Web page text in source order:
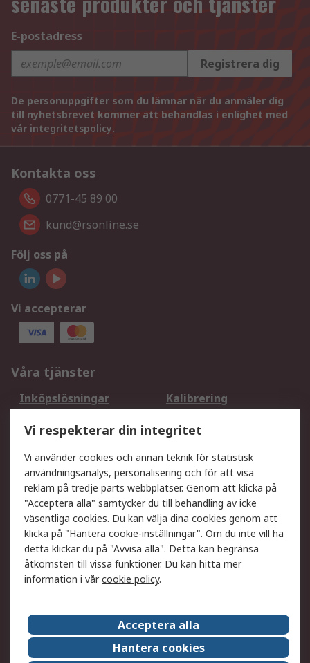
E-postadress
Registrera dig
De personuppgifter som du lämnar när du anmäler dig
till nyhetsbrevet kommer att behandlas i enlighet med
vår integritetspolicy.
Kontakta oss
0771-45 89 00
kund@rsonline.se
Följ oss på
Vi accepterar
Våra tjänster
Inköpslösningar
Kalibrering
DesignSpark
Teknisk Support
Ditt lokala säljteam
Exportlösningar
Support
Få hjälp
Retur av varor
Leverans
Spåra din order
Begär en fakturakopi
Fördelar med RS-konto
Betalningsalternativ
Om RS
Försäljningsvillkor
Det juridiska
Press Centre
Vi respekterar din integritet
Vi använder cookies och annan teknik för statistisk
användningsanalys, personalisering och för att visa
reklam på tredje parts webbplatser. Genom att klicka på
"Acceptera alla" samtycker du till behandling av icke
väsentliga cookies. Du kan välja dina cookies genom att
klicka på "Hantera cookie-inställningar". Om du inte vill ha
detta klickar du på "Avvisa alla". Detta kan begränsa
åtkomsten till vissa funktioner. Du kan hitta mer
information i vårcookie policy.
Acceptera alla
Hantera cookies